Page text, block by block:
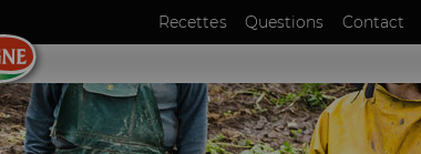
Recettes Questions Contact